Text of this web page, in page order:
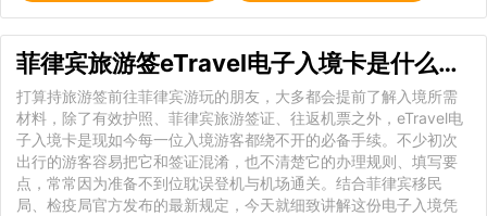
菲律宾旅游签eTravel电子入境卡是什么？全面科普入境必备凭证
打算持旅游签前往菲律宾游玩的朋友，大多都会提前了解入境所需
材料，除了有效护照、菲律宾旅游签证、往返机票之外，eTravel电
子入境卡是现如今每一位入境游客都绕不开的必备手续。不少初次
出行的游客容易把它和签证混淆，也不清楚它的办理规则、填写要
点，常常因为准备不到位耽误登机与机场通关。结合菲律宾移民
局、检疫局官方发布的最新规定，今天就细致讲解这份电子入境凭